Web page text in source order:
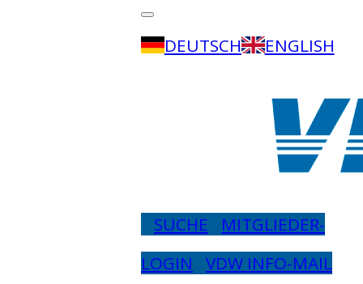
DEUTSCH ENGLISH
SUCHE
MITGLIEDER-
LOGIN
VDW INFO-MAIL